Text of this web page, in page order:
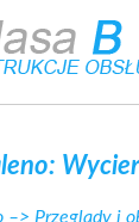
–> Przeglądy i